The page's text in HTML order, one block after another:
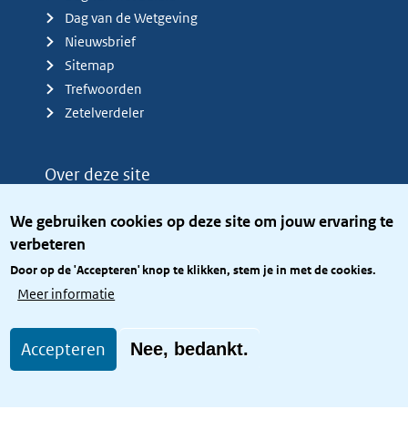
We gebruiken cookies op deze site om jouw ervaring te
verbeteren
Door op de 'Accepteren' knop te klikken, stem je in met de cookies.
Meer informatie
Accepteren Nee, bedankt.
Dag van de Wetgeving
Nieuwsbrief
Sitemap
Trefwoorden
Zetelverdeler
Over deze site
Privacy
Toegang site openbaar
Toegankelijkheid